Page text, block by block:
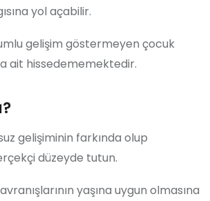
yol açabilir.
gelişim göstermeyen çocuk
ait hissedememektedir.
gelişiminin farkında olup
düzeyde tutun.
yaşına uygun olmasına